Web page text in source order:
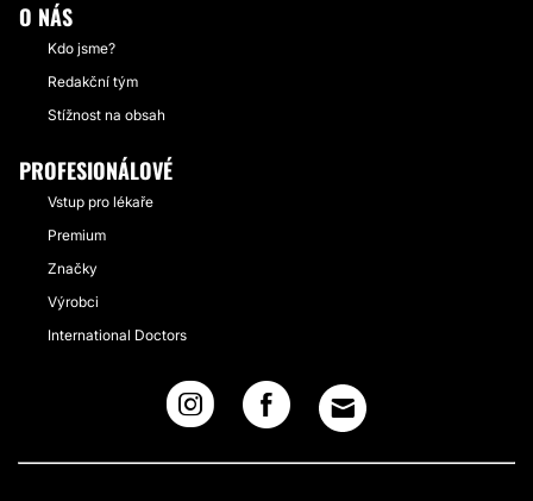
O NÁS
Kdo jsme?
Redakční tým
Stížnost na obsah
PROFESIONÁLOVÉ
Vstup pro lékaře
Premium
Značky
Výrobci
International Doctors